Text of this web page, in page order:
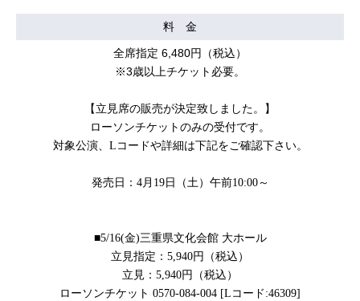
料 金
全席指定 6,480円（税込）
※3歳以上チケット必要。
【立見席の販売が決定致しました。】
ローソンチケットのみの受付です。
対象公演、Lコードや詳細は下記をご確認下さい。
発売日：4月19日（土）午前10:00～
■5/16(金)三重県文化会館 大ホール
立見指定：5,940円（税込）
立見：5,940円（税込）
ローソンチケット 0570-084-004 [Lコード:46309]